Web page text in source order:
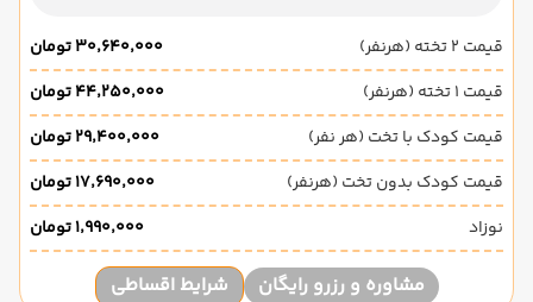
قیمت 2 تخته (هرنفر)
۳۰٬۶۴۰٬۰۰۰ تومان
قیمت 1 تخته (هرنفر)
۴۴٬۲۵۰٬۰۰۰ تومان
قیمت کودک با تخت (هر نفر)
۲۹٬۴۰۰٬۰۰۰ تومان
قیمت کودک بدون تخت (هرنفر)
۱۷٬۶۹۰٬۰۰۰ تومان
نوزاد
۱٬۹۹۰٬۰۰۰ تومان
مشاوره و رزرو رایگان شرایط اقساطی